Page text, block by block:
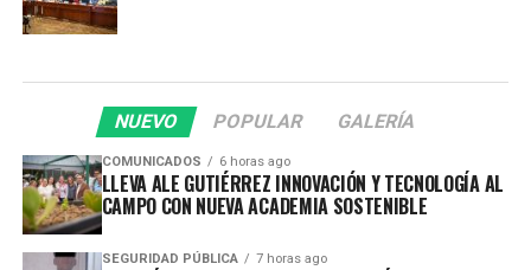
NUEVO POPULAR GALERÍA
COMUNICADOS 6 horas ago
LLEVA ALE GUTIÉRREZ INNOVACIÓN Y TECNOLOGÍA AL
CAMPO CON NUEVA ACADEMIA SOSTENIBLE
SEGURIDAD PÚBLICA 7 horas ago